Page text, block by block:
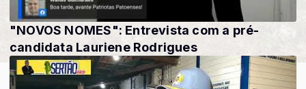
"NOVOS NOMES": Entrevista com a pré-
candidata Lauriene Rodrigues